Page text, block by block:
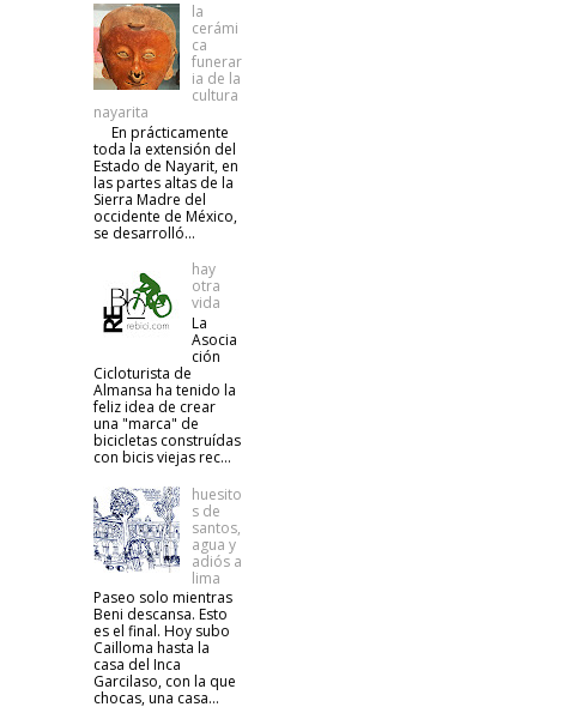
la
cerámi
ca
funerar
ia de la
cultura
nayarita
En prácticamente
toda la extensión del
Estado de Nayarit, en
las partes altas de la
Sierra Madre del
occidente de México,
se desarrolló...
hay
otra
vida
La
Asocia
ción
Cicloturista de
Almansa ha tenido la
feliz idea de crear
una "marca" de
bicicletas construídas
con bicis viejas rec...
huesito
s de
santos,
agua y
adiós a
lima
Paseo solo mientras
Beni descansa. Esto
es el final. Hoy subo
Cailloma hasta la
casa del Inca
Garcilaso, con la que
chocas, una casa...